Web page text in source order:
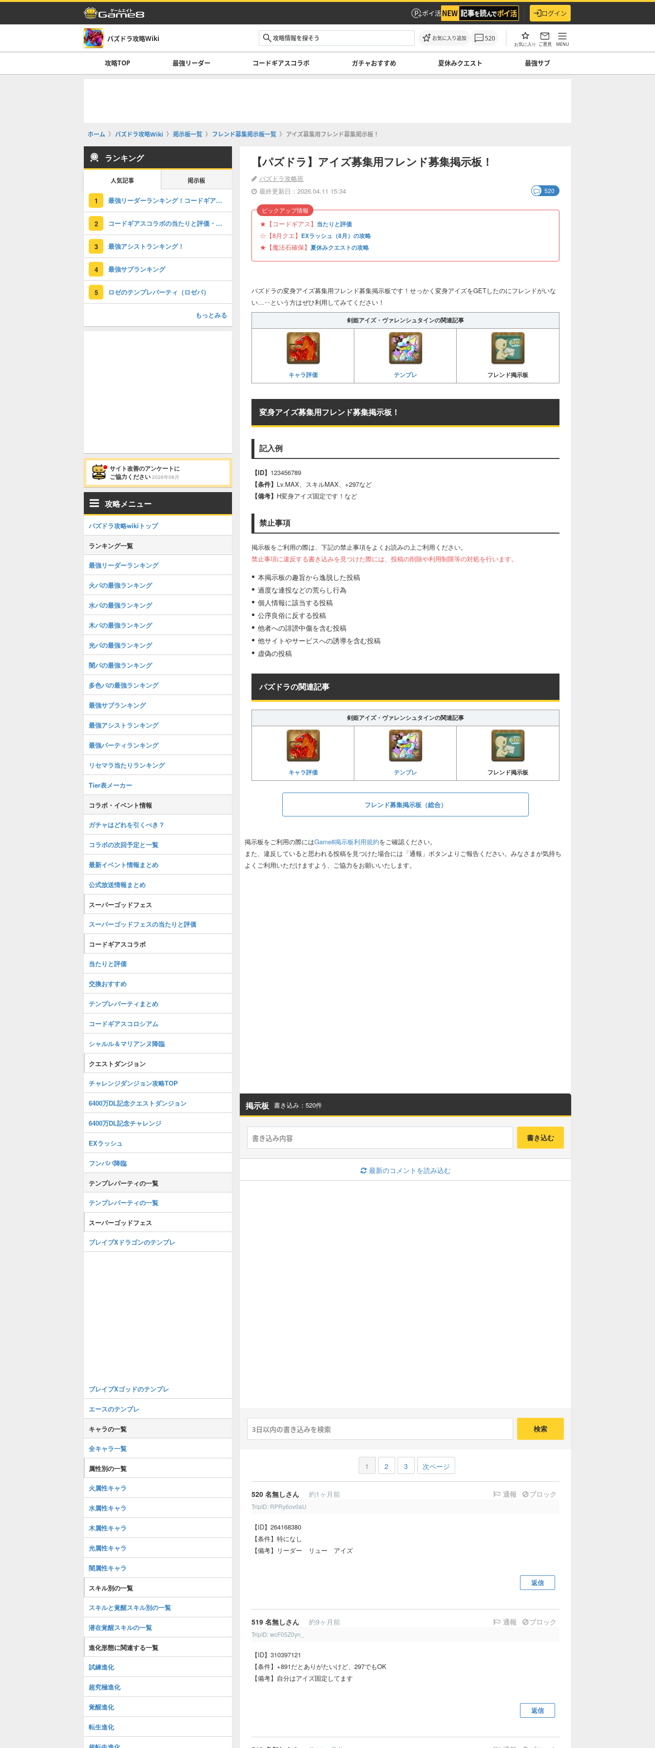
ポイ活 ログイン
パズドラ攻略Wiki お気に入り追加 520
お気に入り ご意見 MENU
攻略TOP 最強リーダー コードギアスコラボ ガチャおすすめ 夏休みクエスト 最強サブ
ホーム パズドラ攻略Wiki 掲示板一覧 フレンド募集掲示板一覧 アイズ募集用フレンド募集掲示板！
【パズドラ】アイズ募集用フレンド募集掲示板！
パズドラ攻略班
最終更新日：2026.04.11 15:34
520
★【コードギアス】 当たりと評価
☆【8月クエ】 EXラッシュ（8月）の攻略
★【魔法石確保】 夏休みクエストの攻略
ピックアップ情報
パズドラの変身アイズ募集用フレンド募集掲示板です！せっかく変身アイズをGETしたのにフレンドがいな
い…‥という方はぜひ利用してみてください！
剣姫アイズ・ヴァレンシュタインの関連記事
キャラ評価 テンプレ フレンド掲示板
変身アイズ募集用フレンド募集掲示板！
記入例
【ID】 123456789
【条件】 Lv.MAX、スキルMAX、+297など
【備考】 H変身アイズ固定です！など
禁止事項
掲示板をご利用の際は、下記の禁止事項をよくお読みの上ご利用ください。
禁止事項に違反する書き込みを見つけた際には、投稿の削除や利用制限等の対処を行います。
本掲示板の趣旨から逸脱した投稿
過度な連投などの荒らし行為
個人情報に該当する投稿
公序良俗に反する投稿
他者への誹謗中傷を含む投稿
他サイトやサービスへの誘導を含む投稿
虚偽の投稿
パズドラの関連記事
剣姫アイズ・ヴァレンシュタインの関連記事
キャラ評価 テンプレ フレンド掲示板
フレンド募集掲示板（総合）
掲示板をご利用の際にはGame8掲示板利用規約をご確認ください。
また、違反していると思われる投稿を見つけた場合には「通報」ボタンよりご報告ください。みなさまが気持ち
よくご利用いただけますよう、ご協力をお願いいたします。
掲示板 書き込み：520件
書き込む
最新のコメントを読み込む
検索
1 2 3 次ページ
520 名無しさん 約1ヶ月前 通報 ブロック
TripID: RPRy6ov0aU
【ID】264168380
【条件】特になし
【備考】リーダー リュー アイズ
返信
519 名無しさん 約9ヶ月前 通報 ブロック
TripID: wcF05Z0yn_
【ID】310397121
【条件】+891だとありがたいけど、297でもOK
【備考】自分はアイズ固定してます
返信
ランキング
人気記事 掲示板
1 最強リーダーランキング！コードギアスの評価掲載
2 コードギアスコラボの当たりと評価・引くべき？
3 最強アシストランキング！
4 最強サブランキング
5 ロゼのテンプレパーティ（ロゼパ）
もっとみる
サイト改善のアンケートに
ご協力ください 2026年08月
攻略メニュー
パズドラ攻略wikiトップ
ランキング一覧
最強リーダーランキング
火パの最強ランキング
水パの最強ランキング
木パの最強ランキング
光パの最強ランキング
闇パの最強ランキング
多色パの最強ランキング
最強サブランキング
最強アシストランキング
最強パーティランキング
リセマラ当たりランキング
Tier表メーカー
コラボ・イベント情報
ガチャはどれを引くべき？
コラボの次回予定と一覧
最新イベント情報まとめ
公式放送情報まとめ
スーパーゴッドフェス
スーパーゴッドフェスの当たりと評価
コードギアスコラボ
当たりと評価
交換おすすめ
テンプレパーティまとめ
コードギアスコロシアム
シャルル＆マリアンヌ降臨
クエストダンジョン
チャレンジダンジョン攻略TOP
6400万DL記念クエストダンジョン
6400万DL記念チャレンジ
EXラッシュ
フンババ降臨
テンプレパーティの一覧
テンプレパーティの一覧
スーパーゴッドフェス
ブレイブXドラゴンのテンプレ
ブレイブXゴッドのテンプレ
エースのテンプレ
キャラの一覧
全キャラ一覧
属性別の一覧
火属性キャラ
水属性キャラ
木属性キャラ
光属性キャラ
闇属性キャラ
スキル別の一覧
スキルと覚醒スキル別の一覧
潜在覚醒スキルの一覧
進化形態に関連する一覧
試練進化
超究極進化
覚醒進化
転生進化